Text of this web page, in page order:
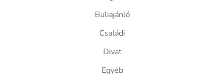
Buliajánló
Családi
Divat
Egyéb